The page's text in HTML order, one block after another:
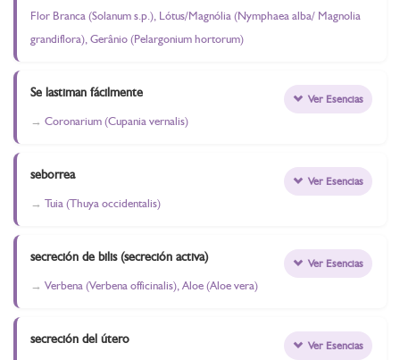
Flor Branca (Solanum s.p.), Lótus/Magnólia (Nymphaea alba/ Magnolia
grandiflora), Gerânio (Pelargonium hortorum)
Se lastiman fácilmente
Coronarium (Cupania vernalis)
Ver Esencias
seborrea
Tuia (Thuya occidentalis)
Ver Esencias
secreción de bilis (secreción activa)
Verbena (Verbena officinalis), Aloe (Aloe vera)
Ver Esencias
secreción del útero Ver Esencias